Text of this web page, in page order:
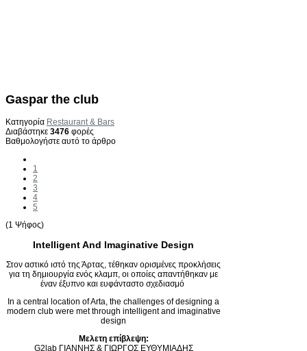
Gaspar the club
Κατηγορία Restaurant & Bars
Διαβάστηκε 3476 φορές
Βαθμολογήστε αυτό το άρθρο
1
2
3
4
5
(1 Ψήφος)
Intelligent And Imaginative Design
Στον αστικό ιστό της Άρτας, τέθηκαν ορισμένες προκλήσεις
για τη δημιουργία ενός κλαμπ, οι οποίες απαντήθηκαν με
έναν έξυπνο και ευφάνταστο σχεδιασμό
In a central location of Arta, the challenges of designing a
modern club were met through intelligent and imaginative
design
Μελετη επίβλεψη:
G2lab ΓΙΑΝΝΗΣ & ΓΙΩΡΓΟΣ ΕΥΘΥΜΙΑΔΗΣ